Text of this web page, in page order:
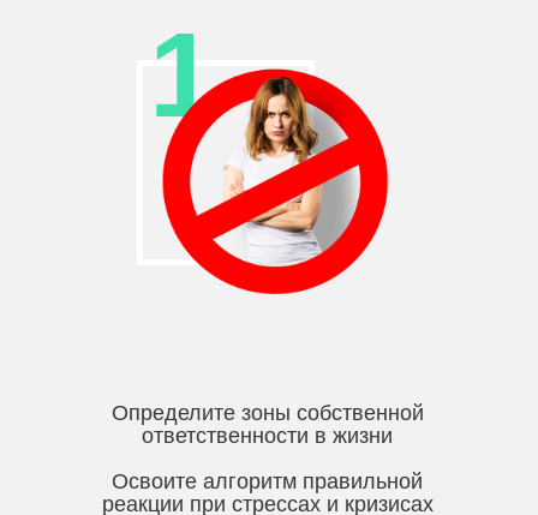
1
Определите зоны собственной
ответственности в жизни
Освоите алгоритм правильной
реакции при стрессах и кризисах